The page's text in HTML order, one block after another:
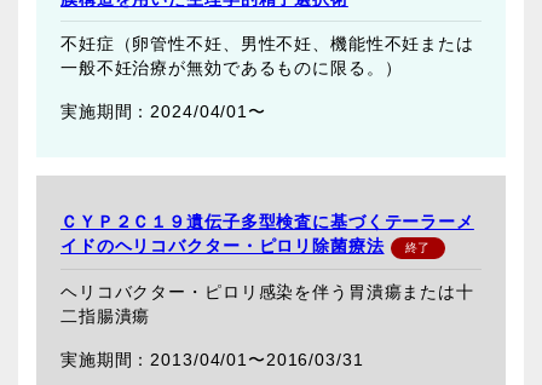
不妊症（卵管性不妊、男性不妊、機能性不妊または
一般不妊治療が無効であるものに限る。）
2024/04/01〜
ＣＹＰ２Ｃ１９遺伝子多型検査に基づくテーラーメ
イドのヘリコバクター・ピロリ除菌療法
ヘリコバクター・ピロリ感染を伴う胃潰瘍または十
二指腸潰瘍
2013/04/01〜2016/03/31